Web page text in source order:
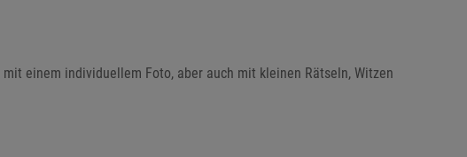
einem individuellem Foto, aber auch mit kleinen Rätseln, Witzen